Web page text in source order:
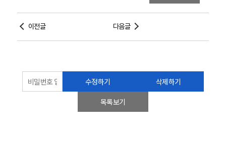
이전글 다음글
수정하기
삭제하기
목록보기